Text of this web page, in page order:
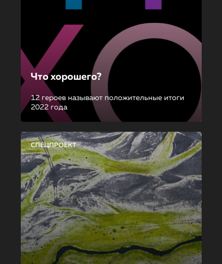
Что хорошего?
12 героев называют положительные итоги
2022 года
СПЕЦПРОЕКТ